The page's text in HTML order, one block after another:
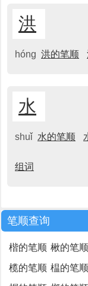
洪
hóng 洪的笔顺
水
shuǐ 水的笔顺
组词
笔顺查询
楷的笔顺 楸的笔顺
榄的笔顺 榅的笔顺